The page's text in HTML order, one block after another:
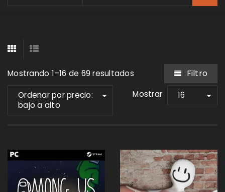
Mostrando 1–16 de 69 resultados Filtro
Ordenar por precio:
bajo a alto
Mostrar 16